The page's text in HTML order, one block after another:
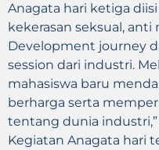
Anagata hari ketiga
kekerasan seksual, anti
Development journey
session dari industri.
mahasiswa baru
berharga serta
tentang dunia
Kegiatan Anagata hari